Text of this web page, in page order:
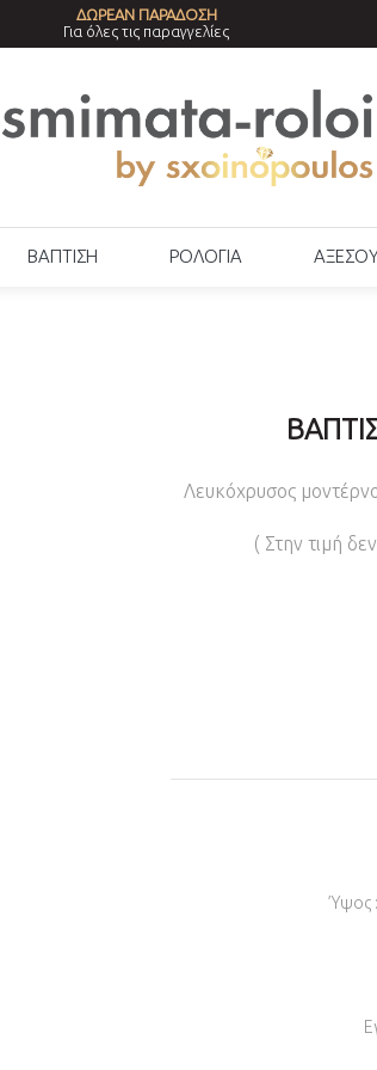
ΔΩΡΕΑΝ ΠΑΡΑΔΟΣΗ
Για όλες τις παραγγελίες
ΒΑΠΤΙΣΗ ΡΟΛΟΓΙΑ
Λευκόχρυσος
( Στην τιμή
Ύψος :